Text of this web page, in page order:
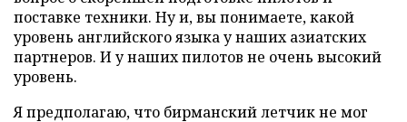
поставке техники. Ну и, вы понимаете, какой
уровень английского языка у наших азиатских
партнеров. И у наших пилотов не очень высокий
уровень.
Я предполагаю, что бирманский летчик не мог